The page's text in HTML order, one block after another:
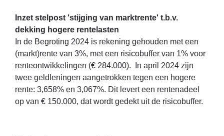
Inzet stelpost 'stijging van marktrente' t.b.v.
dekking hogere rentelasten
In de Begroting 2024 is rekening gehouden met een
(markt)rente van 3%, met een risicobuffer van 1% voor
renteontwikkelingen (€ 284.000). In april 2024 zijn
twee geldleningen aangetrokken tegen een hogere
rente: 3,658% en 3,067%. Dit levert een rentenadeel
op van € 150.000, dat wordt gedekt uit de risicobuffer.